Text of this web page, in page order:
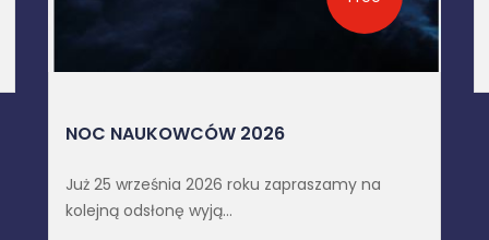
Popularyzatorska impreza czasopisma "Delta”,